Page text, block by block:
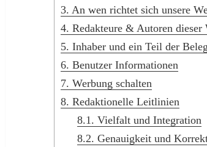
3. An wen richtet sich unsere
4. Redakteure & Autoren dieser
5. Inhaber und ein Teil der
6. Benutzer Informationen
7. Werbung schalten
8. Redaktionelle Leitlinien
8.1. Vielfalt und Integration
8.2. Genauigkeit und